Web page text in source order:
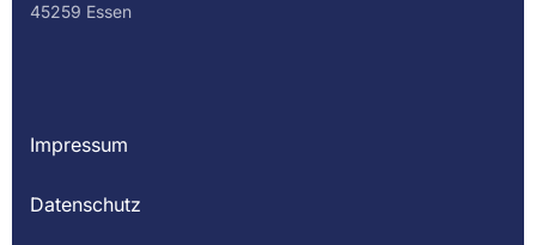
45259 Essen
Impressum
Datenschutz